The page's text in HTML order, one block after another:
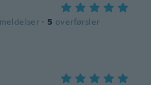
· 5 overførsler